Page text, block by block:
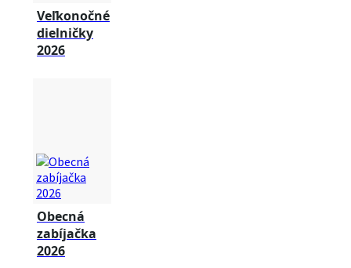
Veľkonočné
dielničky
2026
Obecná
zabíjačka
2026